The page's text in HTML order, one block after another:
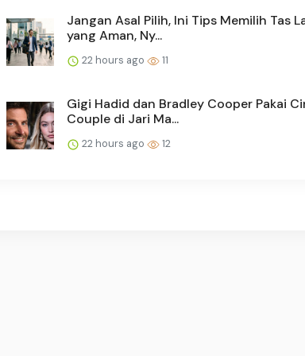
Jangan Asal Pilih, Ini Tips Memilih Tas
yang Aman, Ny...
22 hours ago 11
Gigi Hadid dan Bradley Cooper Pakai
Couple di Jari Ma...
22 hours ago 12